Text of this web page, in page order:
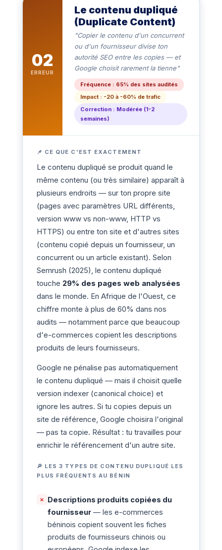
02
ERREUR
Le contenu dupliqué
(Duplicate Content)
"Copier le contenu d'un concurrent
ou d'un fournisseur divise ton
autorité SEO entre les copies — et
Google choisit rarement la tienne"
Fréquence : 65% des sites audités
Impact : -20 à -60% de trafic
Correction : Modérée (1-2
semaines)
📌 CE QUE C'EST EXACTEMENT
Le contenu dupliqué se produit quand le
même contenu (ou très similaire) apparaît à
plusieurs endroits — sur ton propre site
(pages avec paramètres URL différents,
version www vs non-www, HTTP vs
HTTPS) ou entre ton site et d'autres sites
(contenu copié depuis un fournisseur, un
concurrent ou un article existant). Selon
Semrush (2025), le contenu dupliqué
touche 29% des pages web analysées
dans le monde. En Afrique de l'Ouest, ce
chiffre monte à plus de 60% dans nos
audits — notamment parce que beaucoup
d'e-commerces copient les descriptions
produits de leurs fournisseurs.
Google ne pénalise pas automatiquement
le contenu dupliqué — mais il choisit quelle
version indexer (canonical choice) et
ignore les autres. Si tu copies depuis un
site de référence, Google choisira l'original
— pas ta copie. Résultat : tu travailles pour
enrichir le référencement d'un autre site.
🔎 LES 3 TYPES DE CONTENU DUPLIQUÉ LES
PLUS FRÉQUENTS AU BÉNIN
✗ Descriptions produits copiées du
fournisseur— les e-commerces
béninois copient souvent les fiches
produits de fournisseurs chinois ou